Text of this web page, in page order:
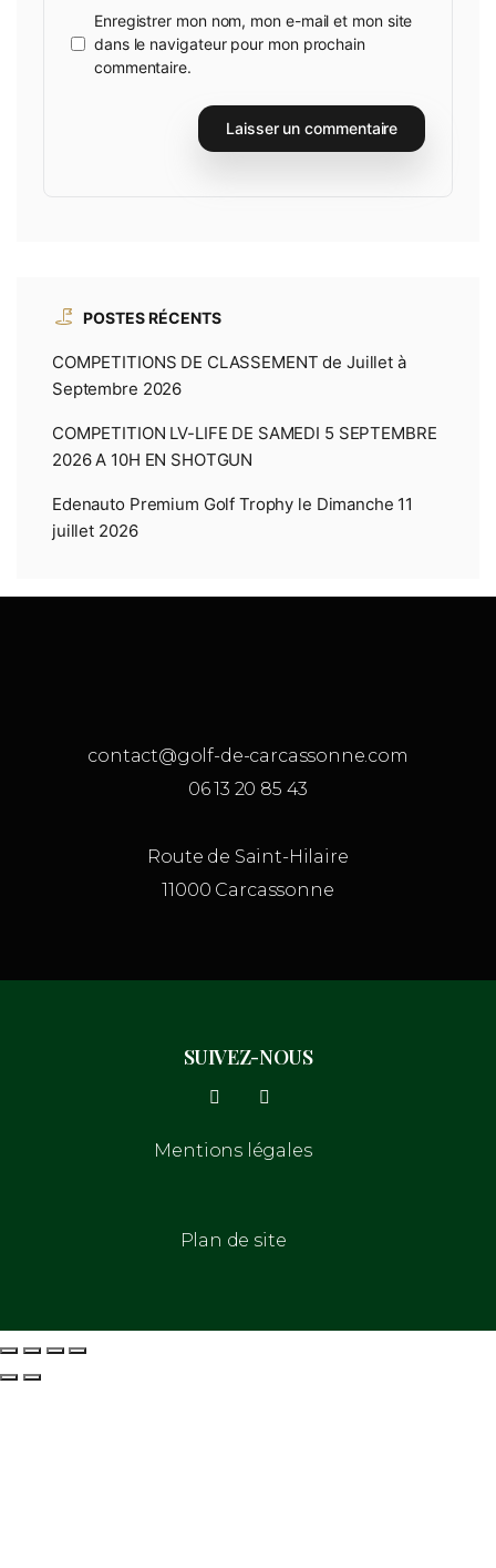
Enregistrer mon nom, mon e-mail et mon site
dans le navigateur pour mon prochain
commentaire.
POSTES RÉCENTS
COMPETITIONS DE CLASSEMENT de Juillet à
Septembre 2026
COMPETITION LV-LIFE DE SAMEDI 5 SEPTEMBRE
2026 A 10H EN SHOTGUN
Edenauto Premium Golf Trophy le Dimanche 11
juillet 2026
contact@golf-de-carcassonne.com
06 13 20 85 43
Route de Saint-Hilaire
11000 Carcassonne
SUIVEZ-NOUS
Mentions légales
Plan de site